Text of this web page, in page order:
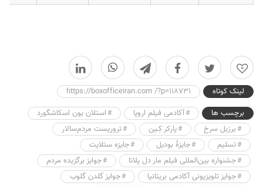
0
لینک کوتاه
https://boxofficeiran.com /?p=118731
برچسب ها
آکادمی فیلم اروپا
استلان یون اسکاشگورد
برزیل سرخ
پارکر کِـین
تروریست مردم‌سالار
تسلیم
جایزهٔ بودیل
جایزه ستلایت
جشنواره بین‌المللی فیلم مار دل پلاتا
جوایز برگزیده مردم
جوایز تلویزیونی آکادمی بریتانیا
جوایز گلدن گلوب